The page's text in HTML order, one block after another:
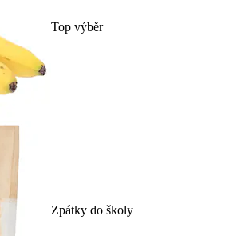
Top výběr
Zpátky do školy